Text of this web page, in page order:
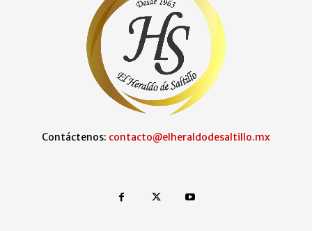
Contáctenos: contacto@elheraldodesaltillo.mx